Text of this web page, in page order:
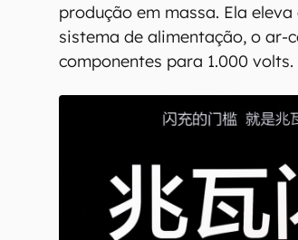
produção em massa. Ela
sistema de alimentação, o ar-
componentes para 1.000 volts.